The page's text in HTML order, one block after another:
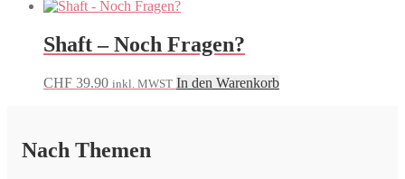
Shaft – Noch Fragen?
CHF 39.90 inkl. MWST In den Warenkorb
Nach Themen